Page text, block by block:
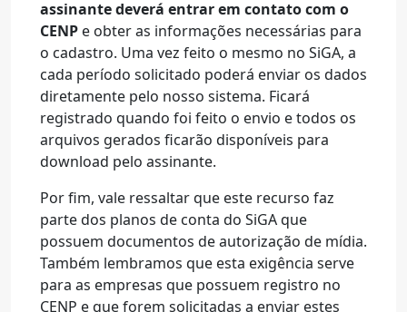
assinante deverá entrar em contato com o
CENP e obter as informações necessárias para
o cadastro. Uma vez feito o mesmo no SiGA, a
cada período solicitado poderá enviar os dados
diretamente pelo nosso sistema. Ficará
registrado quando foi feito o envio e todos os
arquivos gerados ficarão disponíveis para
download pelo assinante.
Por fim, vale ressaltar que este recurso faz
parte dos planos de conta do SiGA que
possuem documentos de autorização de mídia.
Também lembramos que esta exigência serve
para as empresas que possuem registro no
CENP e que forem solicitadas a enviar estes